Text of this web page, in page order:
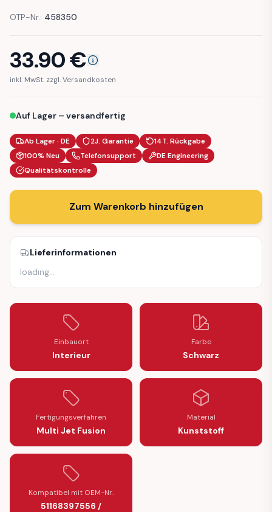
OTP-Nr.: 458350
33.90€
inkl. MwSt. zzgl. Versandkosten
Auf Lager – versandfertig
Ab Lager · DE 2J. Garantie
14T. Rückgabe
100% Neu
Telefonsupport
DE Engineering
Qualitätskontrolle
Zum Warenkorb hinzufügen
Lieferinformationen
loading…
Einbauort
Interieur
Farbe
Schwarz
Fertigungsverfahren
Multi Jet Fusion
Material
Kunststoff
Kompatibel mit OEM-Nr.
51168397556 /